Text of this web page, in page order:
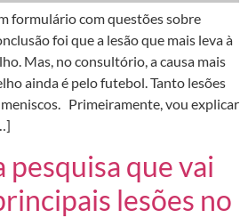
formulário com questões sobre
foi que a lesão que mais leva à
Mas, no consultório, a causa mais
ainda é pelo futebol. Tanto lesões
Primeiramente, vou explicar
pesquisa que vai
lesões no